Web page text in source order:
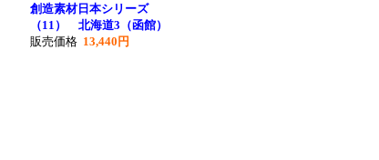
創造素材日本シリーズ
（11） 北海道3（函館）
販売価格 13,440円